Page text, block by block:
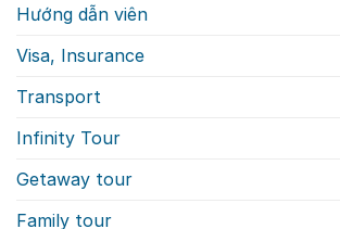
Hướng dẫn viên
Visa, Insurance
Transport
Infinity Tour
Getaway tour
Family tour